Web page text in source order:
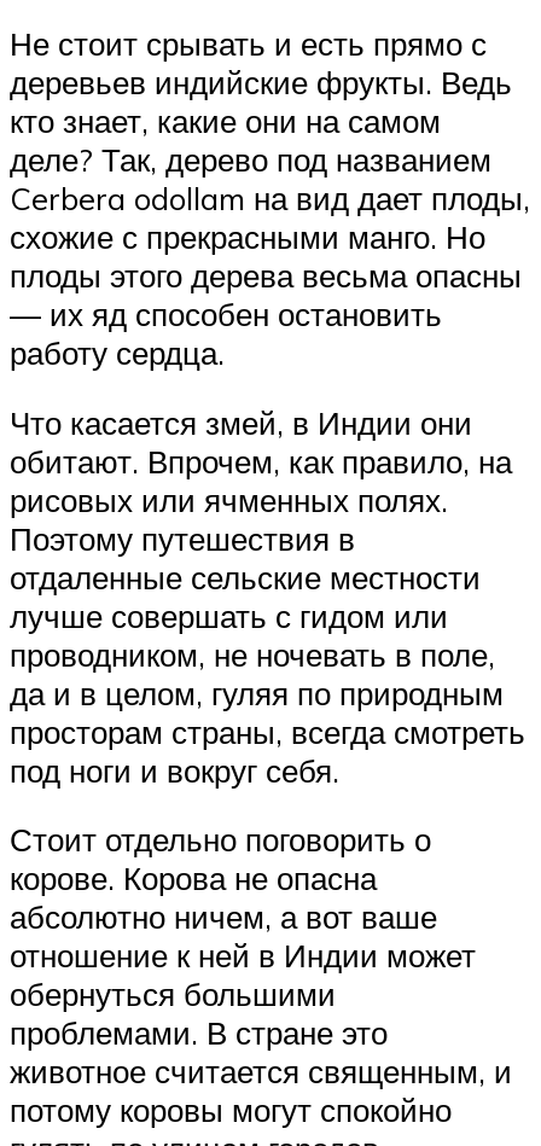
Не стоит срывать и есть прямо с
деревьев индийские фрукты. Ведь
кто знает, какие они на самом
деле? Так, дерево под названием
Cerbera odollam на вид дает плоды,
схожие с прекрасными манго. Но
плоды этого дерева весьма опасны
— их яд способен остановить
работу сердца.
Что касается змей, в Индии они
обитают. Впрочем, как правило, на
рисовых или ячменных полях.
Поэтому путешествия в
отдаленные сельские местности
лучше совершать с гидом или
проводником, не ночевать в поле,
да и в целом, гуляя по природным
просторам страны, всегда смотреть
под ноги и вокруг себя.
Стоит отдельно поговорить о
корове. Корова не опасна
абсолютно ничем, а вот ваше
отношение к ней в Индии может
обернуться большими
проблемами. В стране это
животное считается священным, и
потому коровы могут спокойно